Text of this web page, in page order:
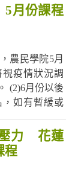
學習、案例
發參訓學員
農業創新提
案銜接政府
月份課程
農民學院5月
疫情狀況調
(2)6月份以後
，如有暫緩或
於農民學院
力 花蓮
程